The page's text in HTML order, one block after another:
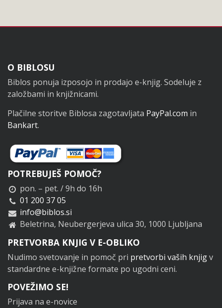
Noga
O BIBLOSU
Biblos ponuja izposojo in prodajo e-knjig. Sodeluje z
založbami in knjižnicami.
Plačilne storitve Biblosa zagotavljata PayPal.com in
Bankart.
POTREBUJEŠ POMOČ?
pon. – pet. / 9h do 16h
01 200 37 05
info@biblos.si
Beletrina, Neubergerjeva ulica 30, 1000 Ljubljana
PRETVORBA KNJIG V E-OBLIKO
Nudimo svetovanje in pomoč pri pretvorbi vaših knjigv
standardne e-knjižne formate po ugodni ceni.
POVEŽIMO SE!
Prijava na e-novice